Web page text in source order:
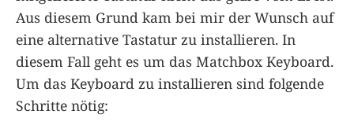
Aus diesem Grund kam bei mir der Wunsch auf
eine alternative Tastatur zu installieren. In
diesem Fall geht es um das Matchbox Keyboard.
Um das Keyboard zu installieren sind folgende
Schritte nötig: